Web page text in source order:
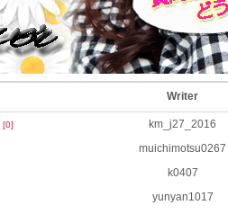
Writer
[0] km_j27_2016
muichimotsu0267
k0407
yunyan1017